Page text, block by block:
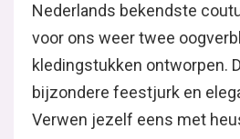
Nederlands bekendste
voor ons weer twee
kledingstukken ontworpen.
bijzondere feestjurk en
Verwen jezelf eens met